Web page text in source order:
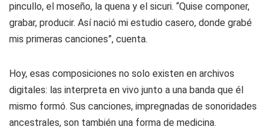
pincullo, el moseño, la quena y el sicuri. “Quise componer,
grabar, producir. Así nació mi estudio casero, donde grabé
mis primeras canciones”, cuenta.
Hoy, esas composiciones no solo existen en archivos
digitales: las interpreta en vivo junto a una banda que él
mismo formó. Sus canciones, impregnadas de sonoridades
ancestrales, son también una forma de medicina.